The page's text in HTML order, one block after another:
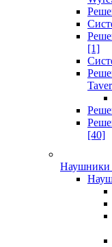
[1]
[40]
Наушники